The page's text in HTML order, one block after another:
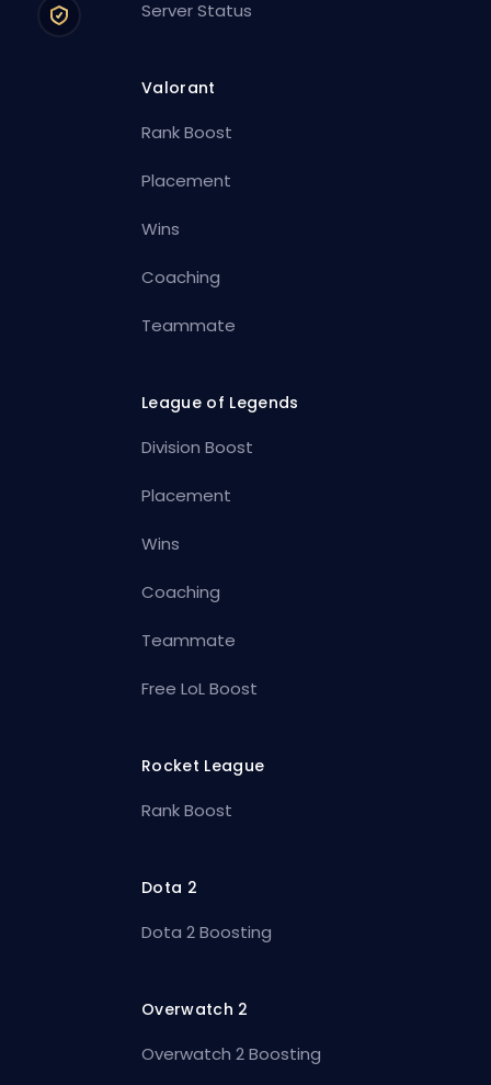
Server Status
Valorant
Rank Boost
Placement
Wins
Coaching
Teammate
League of Legends
Division Boost
Placement
Wins
Coaching
Teammate
Free LoL Boost
Rocket League
Rank Boost
Dota 2
Dota 2 Boosting
Overwatch 2
Overwatch 2 Boosting